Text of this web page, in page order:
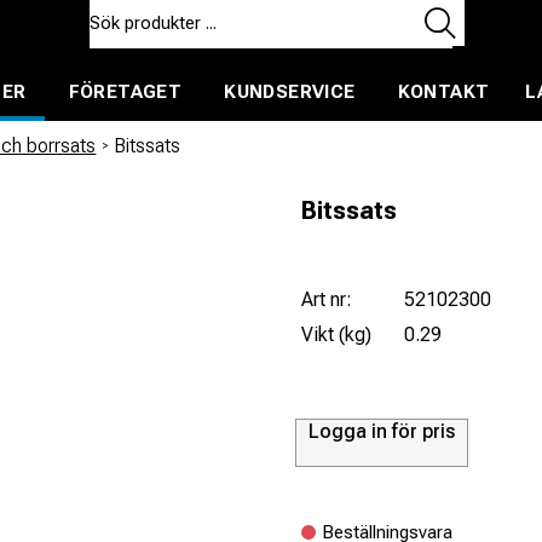
FÖRETAGET KUNDSERVICE KONTAKT
borrsats / Bitssats
Bitssats
Art nr:
52102300
Vikt (kg)
0.29
Logga in för pris
Beställningsvara